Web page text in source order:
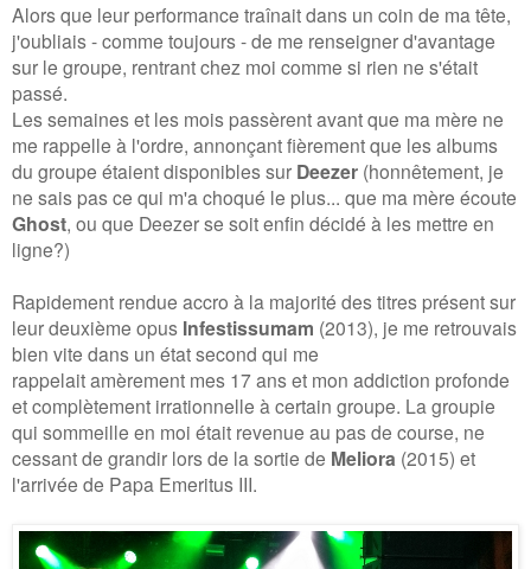
Alors que leur performance traînait dans un coin de ma tête,
j'oubliais - comme toujours - de me renseigner d'avantage
sur le groupe, rentrant chez moi comme si rien ne s'était
passé.
Les semaines et les mois passèrent avant que ma mère ne
me rappelle à l'ordre, annonçant fièrement que les albums
du groupe étaient disponibles sur Deezer (honnêtement, je
ne sais pas ce qui m'a choqué le plus... que ma mère écoute
Ghost, ou que Deezer se soit enfin décidé à les mettre en
ligne?)
Rapidement rendue accro à la majorité des titres présent sur
leur deuxième opus Infestissumam (2013), je me retrouvais
bien vite dans un état second qui me
rappelait amèrement mes 17 ans et mon addiction profonde
et complètement irrationnelle à certain groupe. La groupie
qui sommeille en moi était revenue au pas de course, ne
cessant de grandir lors de la sortie de Meliora (2015) et
l'arrivée de Papa Emeritus III.